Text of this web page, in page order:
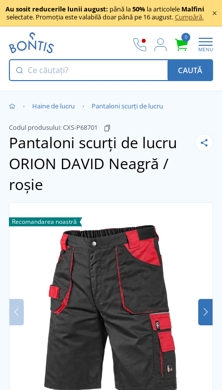
Au sosit reducerile lunii august: până la50% la articolele Malfini
selectate. Promoția este valabilă doar până pe 16 august.Cumpără.
0
MENU
CAUTĂ
Haine de lucru Pantaloni scurți de lucru
Codul produsului:CXS-P68701
Pantaloni scurți de lucru
ORION DAVID Neagră /
roșie
Recomandarea noastră